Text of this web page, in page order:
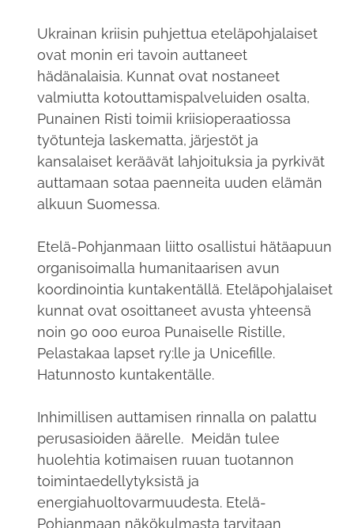
Ukrainan kriisin puhjettua eteläpohjalaiset
ovat monin eri tavoin auttaneet
hädänalaisia. Kunnat ovat nostaneet
valmiutta kotouttamispalveluiden osalta,
Punainen Risti toimii kriisioperaatiossa
työtunteja laskematta, järjestöt ja
kansalaiset keräävät lahjoituksia ja pyrkivät
auttamaan sotaa paenneita uuden elämän
alkuun Suomessa.
Etelä-Pohjanmaan liitto osallistui hätäapuun
organisoimalla humanitaarisen avun
koordinointia kuntakentällä. Eteläpohjalaiset
kunnat ovat osoittaneet avusta yhteensä
noin 90 000 euroa Punaiselle Ristille,
Pelastakaa lapset ry:lle ja Unicefille.
Hatunnosto kuntakentälle.
Inhimillisen auttamisen rinnalla on palattu
perusasioiden äärelle. Meidän tulee
huolehtia kotimaisen ruuan tuotannon
toimintaedellytyksistä ja
energiahuoltovarmuudesta. Etelä-
Pohjanmaan näkökulmasta tarvitaan